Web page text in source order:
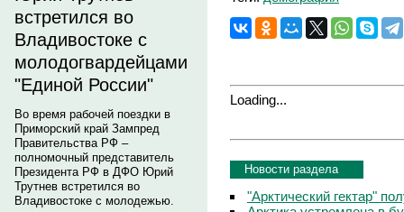
встретился во
Владивостоке с
молодогвардейцами
"Единой России"
Во время рабочей поездки в
Приморский край Зампред
Правительства РФ –
полномочный представитель
Президента РФ в ДФО Юрий
Трутнев встретился во
Владивостоке с молодежью.
Loading...
Новости раздела
"Арктический гектар"